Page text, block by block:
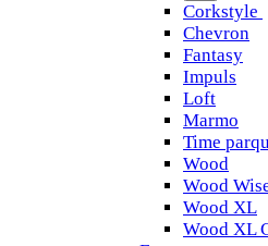
Corkstyle
Chevron
Fantasy
Impuls
Loft
Marmo
Time
Wood
Wood
Wood XL
Wood XL